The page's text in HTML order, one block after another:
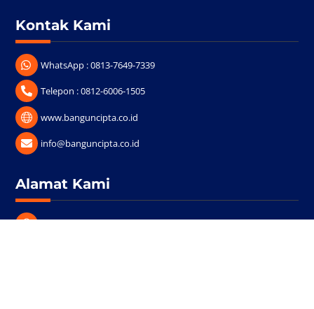
Top
Kontak Kami
WhatsApp : 0813-7649-7339
Telepon : 0812-6006-1505
www.banguncipta.co.id
info@banguncipta.co.id
Alamat Kami